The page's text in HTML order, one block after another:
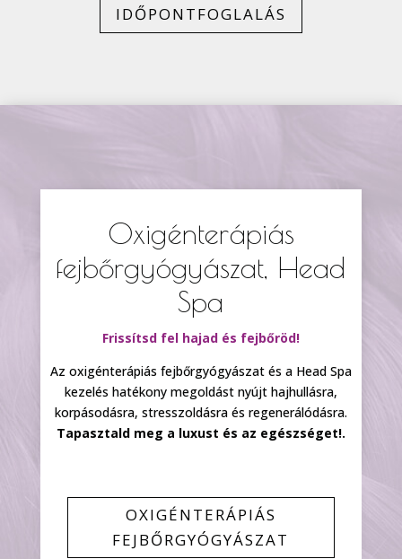
IDŐPONTFOGLALÁS
Oxigénterápiás
fejbőrgyógyászat, Head
Spa
Frissítsd fel hajad és fejbőröd!
Az oxigénterápiás fejbőrgyógyászat és a Head Spa
kezelés hatékony megoldást nyújt hajhullásra,
korpásodásra, stresszoldásra és regenerálódásra.
Tapasztald meg a luxust és az egészséget!.
OXIGÉNTERÁPIÁS
FEJBŐRGYÓGYÁSZAT